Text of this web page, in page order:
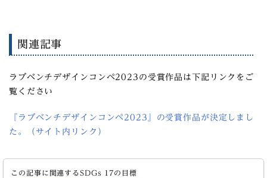
関連記事
ラブベンチデザインコンペ2023の受賞作品は下記リンクをご
覧ください
『ラブベンチデザインコンペ2023』の受賞作品が決定しまし
た。（サイト内リンク）
この記事に関連するSDGs 17の目標